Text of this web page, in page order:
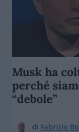
Musk ha
perché
“debole”
di Fabrizio